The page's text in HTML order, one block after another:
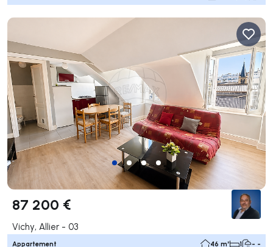
87 200 €
Vichy, Allier - 03
Appartement 46 m² 1 - -